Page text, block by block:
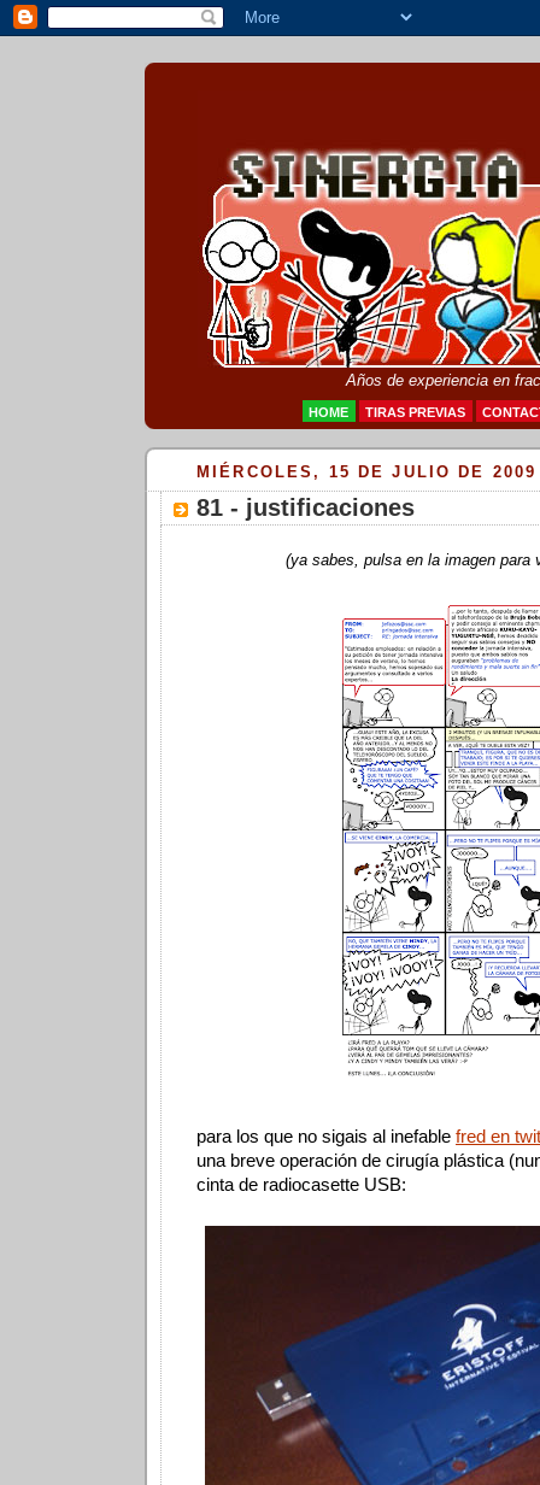
Años de experiencia en
HOME TIRAS PREVIAS
MIÉRCOLES, 15 DE JULIO DE 2009
81 - justificaciones
(ya sabes, pulsa en la imagen para
para los que no sigais al inefable fred en
una breve operación de cirugía plástica
cinta de radiocasette USB: